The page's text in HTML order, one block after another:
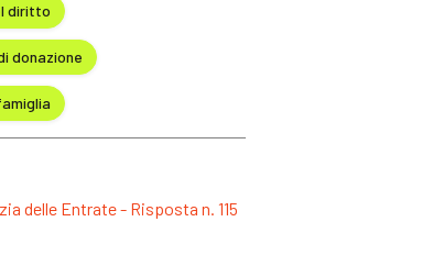
diritto
donazione
delle Entrate - Risposta n. 115